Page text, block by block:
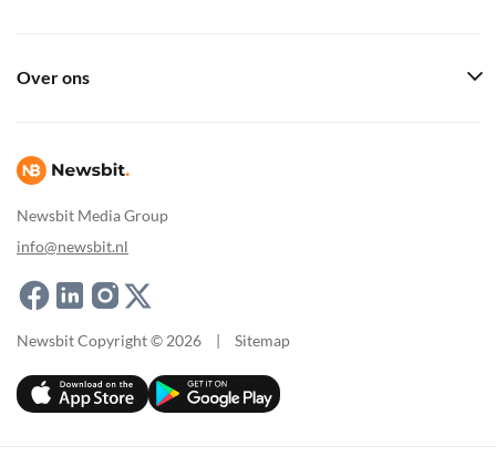
Newsbit Media Group
info@newsbit.nl
Over ons
Newsbit Copyright © 2026 | Sitemap